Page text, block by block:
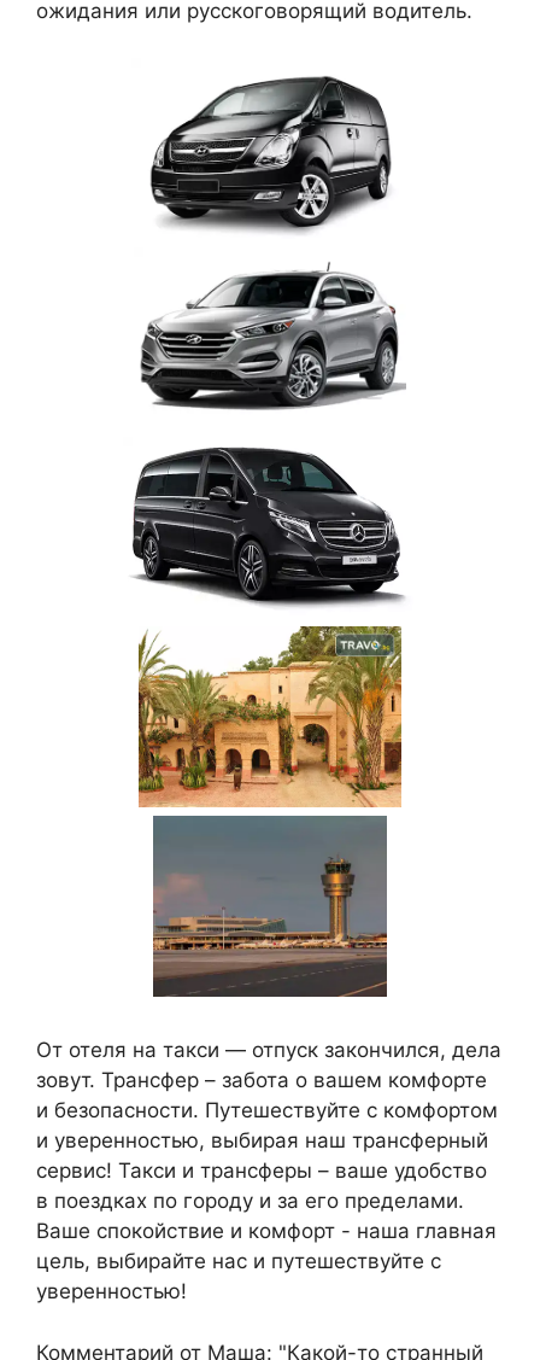
ожидания или русскоговорящий водитель.
От отеля на такси — отпуск закончился, дела
зовут. Трансфер – забота о вашем комфорте
и безопасности. Путешествуйте с комфортом
и уверенностью, выбирая наш трансферный
сервис! Такси и трансферы – ваше удобство
в поездках по городу и за его пределами.
Ваше спокойствие и комфорт - наша главная
цель, выбирайте нас и путешествуйте с
уверенностью!
Комментарий от Маша: "Какой-то странный